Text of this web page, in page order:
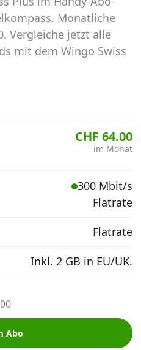
und Smart
Abo
oder
Monatliche
Vergleiche jetzt alle
mit dem Wingo Swiss
CHF 64.00
im Monat
300 Mbit/s
Flatrate
Flatrate
Inkl. 2 GB in EU/UK.
Abo